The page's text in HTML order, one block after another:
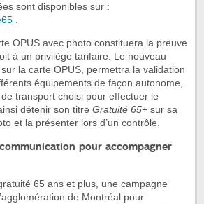
sont disponibles sur :
.
OPUS avec photo constituera la preuve
à un privilège tarifaire. Le nouveau
la carte OPUS, permettra la validation
équipements de façon autonome,
transport choisi pour effectuer le
détenir son titre Gratuité 65+ sur sa
et la présenter lors d’un contrôle.
pour accompagner
65 ans et plus, une campagne
de Montréal pour